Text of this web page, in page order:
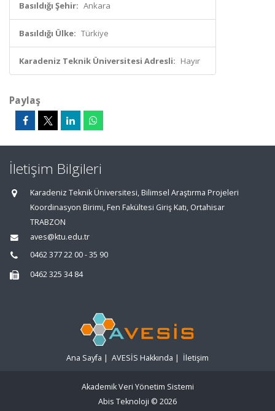
Basıldığı Şehir: Ankara
Basıldığı Ülke: Türkiye
Karadeniz Teknik Üniversitesi Adresli: Hayır
Paylaş
İletişim Bilgileri
Karadeniz Teknik Üniversitesi, Bilimsel Araştırma Projeleri
Koordinasyon Birimi, Fen Fakültesi Giriş Katı, Ortahisar
TRABZON
aves@ktu.edu.tr
0462 377 22 00 - 35 90
0462 325 34 84
Ana Sayfa | AVESİS Hakkında | İletişim
Akademik Veri Yönetim Sistemi
Abis Teknoloji © 2026